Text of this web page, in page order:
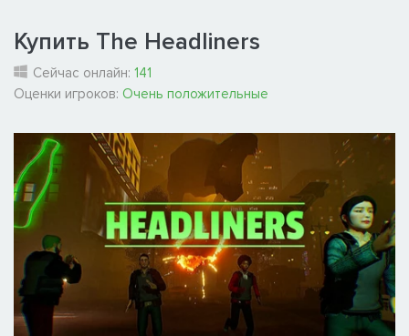
Купить The Headliners
Сейчас онлайн: 141
Оценки игроков: Очень положительные